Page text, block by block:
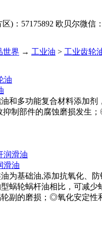
)：57175892 欧贝尔微信
世界 → 工业油 > 工业齿轮
和多功能复合材料添加
制部件的腐蚀磨损发生
滑油
为基础油,添加抗氧化、
蜗轮蜗杆油相比，可减
副的磨损；◎氧化安定